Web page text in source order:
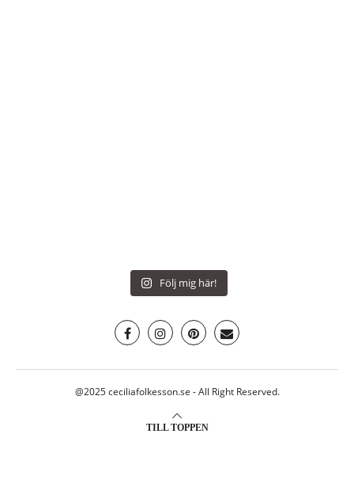
Följ mig här!
@2025 ceciliafolkesson.se - All Right Reserved.
TILL TOPPEN